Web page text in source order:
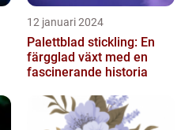
12 januari 2024
Palettblad stickling: En
färgglad växt med en
fascinerande historia